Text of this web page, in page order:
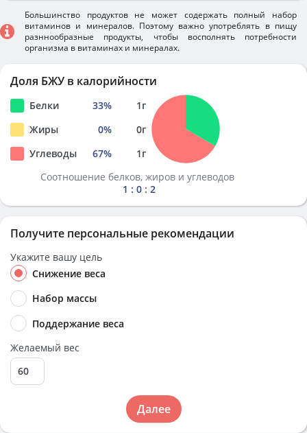
Большинство продуктов не может содержать полный набор
витаминов и минералов. Поэтому важно употреблять в пищу
разннообразные продукты, чтобы восполнять потребности
организма в витаминах и минералах.
Доля БЖУ в калорийности
Белки 33% 1г
Жиры
0% 0г
Углеводы
67% 1г
Соотношение белков, жиров и углеводов
1 : 0 : 2
Получите персональные рекомендации
Укажите вашу цель
Снижение веса
Набор массы
Поддержание веса
Желаемый вес
Далее